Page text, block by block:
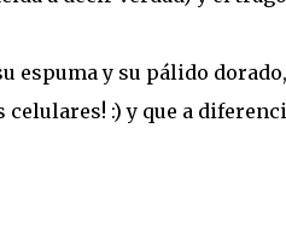
espuma y su pálido dorado,
:) y que a